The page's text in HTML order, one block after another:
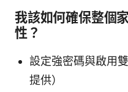
我該如何確保整個
性？
設定強密碼與啟用
提供）